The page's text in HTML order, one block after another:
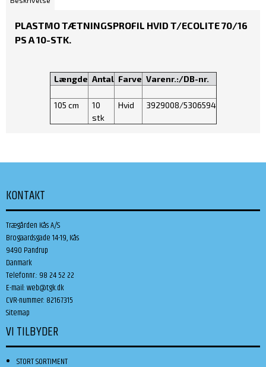
PLASTMO TÆTNINGSPROFIL HVID T/ECOLITE 70/16
PS A 10-STK.
Længde Antal Farve Varenr.:/DB-nr.
105 cm
10
stk
Hvid 3929008/5306594
KONTAKT
Trægården Kås A/S
Brogaardsgade 14-19, Kås
9490 Pandrup
Danmark
Telefonnr.: 98 24 52 22
E-mail:web@tgk.dk
CVR-nummer: 82167315
Sitemap
VI TILBYDER
STORT SORTIMENT